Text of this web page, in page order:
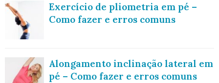
Exercício de pliometria em pé –
Como fazer e erros comuns
Alongamento inclinação lateral em
pé – Como fazer e erros comuns